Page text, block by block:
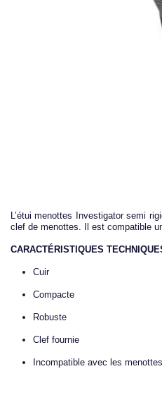
L’étui menottes Investigator semi
clef de menottes. Il est compatible
CARACTÉRISTIQUES
Cuir
Compacte
Robuste
Clef fournie
Incompatible avec les